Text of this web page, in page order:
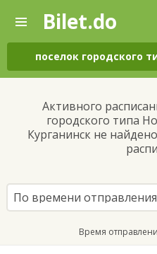
—
Поиск
и
покупка
билетов
автобус
онлайн
Bilet.do
Активного
городского типа
Курганинск не
По времени отправления
Время